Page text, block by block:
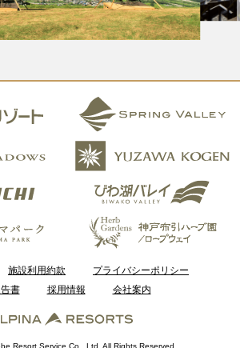
施設利用約款
プライバシーポリシー
告書
採用情報 会社案内